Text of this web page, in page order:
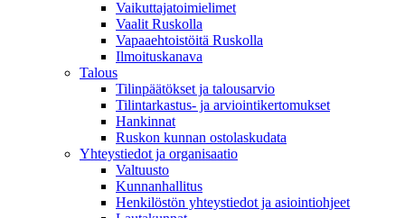
Vaikuttajatoimielimet
Vaalit Ruskolla
Vapaaehtoistöitä Ruskolla
Ilmoituskanava
Talous
Tilinpäätökset ja talousarvio
Tilintarkastus- ja arviointikertomukset
Hankinnat
Ruskon kunnan ostolaskudata
Yhteystiedot ja organisaatio
Valtuusto
Kunnanhallitus
Henkilöstön yhteystiedot ja asiointiohjeet